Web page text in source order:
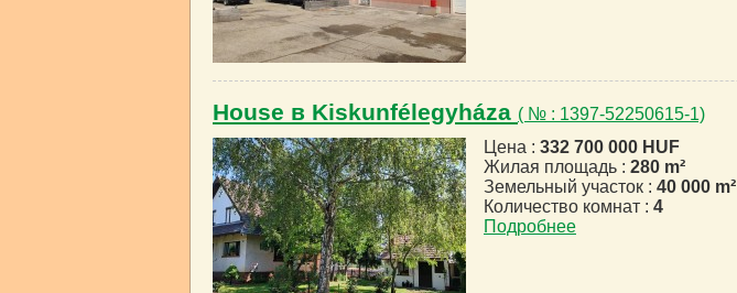
House в Kiskunfélegyháza ( № : 1397-52250615-1)
Цена : 332 700 000 HUF
Жилая площадь : 280 m²
Земельный участок : 40 000 m²
Количество комнат : 4
Подробнее